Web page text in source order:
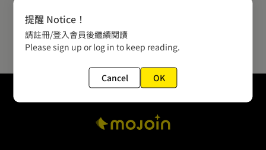
提醒 Notice！
請註冊/登入會員後繼續閱讀
Please sign up or log in to keep reading.
Cancel OK